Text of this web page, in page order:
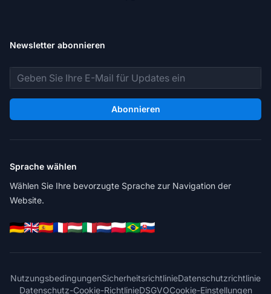
Newsletter abonnieren
E-Mail-Adresse
Abonnieren
Sprache wählen
Wählen Sie Ihre bevorzugte Sprache zur Navigation der
Website.
NutzungsbedingungenSicherheitsrichtlinieDatenschutzrichtlinie
Datenschutz-Cookie-RichtlinieDSGVOCookie-Einstellungen